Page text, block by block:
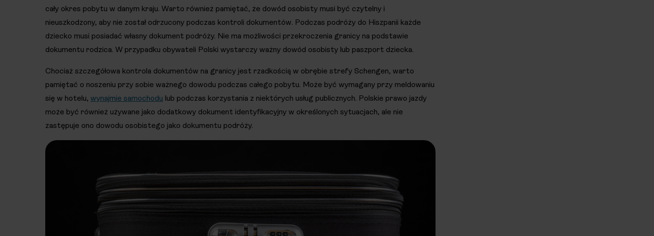
cały okres pobytu w danym kraju. Warto również pamiętać, że dowód osobisty musi być czytelny i
nieuszkodzony, aby nie został odrzucony podczas kontroli dokumentów. Podczas podróży do Hiszpanii każde
dziecko musi posiadać własny dokument podróży. Nie ma możliwości przekroczenia granicy na podstawie
dokumentu rodzica. W przypadku obywateli Polski wystarczy ważny dowód osobisty lub paszport dziecka.
Chociaż szczegółowa kontrola dokumentów na granicy jest rzadkością w obrębie strefy Schengen, warto
pamiętać o noszeniu przy sobie ważnego dowodu podczas całego pobytu. Może być wymagany przy meldowaniu
się w hotelu, wynajmie samochodu lub podczas korzystania z niektórych usług publicznych. Polskie prawo jazdy
może być również używane jako dodatkowy dokument identyfikacyjny w określonych sytuacjach, ale nie
zastępuje ono dowodu osobistego jako dokumentu podróży.